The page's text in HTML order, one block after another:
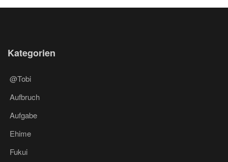
Kategorien
@Tobi
Aufbruch
Aufgabe
Ehime
Fukui